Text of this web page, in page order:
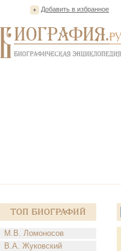
Добавить в избранное
Топ Биографий
М.В. Ломоносов
В.А. Жуковский